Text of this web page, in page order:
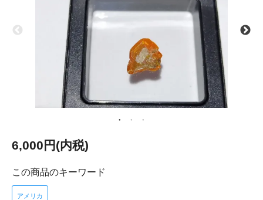
6,000円(内税)
この商品のキーワード
アメリカ